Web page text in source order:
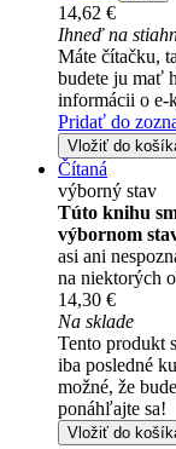
14,62 €
Ihneď na
Máte čítačku,
budete ju mať
informácii o e-
Pridať do
Vložiť do
Čítaná
výborný stav
Túto knihu
výbornom
asi ani
na niektorých
14,30 €
Na sklade
Tento produkt
iba posledné
možné, že
ponáhľajte sa!
Vložiť do